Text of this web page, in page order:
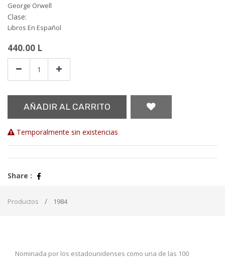
George Orwell
Clase:
Libros En Español
440.00 L
AÑADIR AL CARRITO
Temporalmente sin existencias
Share :
Productos 1984
Nominada por los estadounidenses como una de las 100